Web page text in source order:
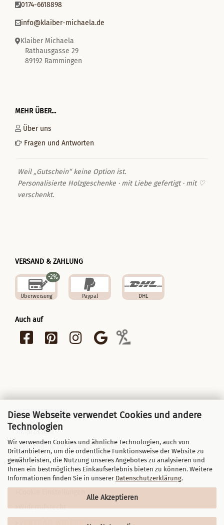
Diese Webseite verwendet Cookies und andere
Technologien
Wir verwenden Cookies und ähnliche Technologien, auch von
Drittanbietern, um die ordentliche Funktionsweise der Website zu
gewährleisten, die Nutzung unseres Angebotes zu analysieren und
Ihnen ein bestmögliches Einkaufserlebnis bieten zu können. Weitere
Informationen finden Sie in unserer Datenschutzerklärung.
Alle Akzeptieren
0174-6618898
info@klaiber-michaela.de
Klaiber Michaela
Rathausgasse 29
89192 Rammingen
MEHR ÜBER...
Über uns
Fragen und Antworten
Weil „Gutschein“ keine Option ist.
Personalisierte Holzgeschenke · mit Liebe gefertigt · mit ♡
verschenkt.
VERSAND & ZAHLUNG
Überweisung
-2%
Paypal DHL
Auch auf
INFORMATIONEN
Impressum
Versand- & Zahlungsbedingungen
AGB
Privatsphäre & Datenschutz
Widerrufsrecht
VERTRAG WIDERRUFEN